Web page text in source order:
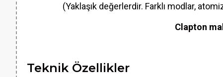
(Yaklaşık değerlerdir. Farklı modlar,
Clapton
Teknik Özellikler